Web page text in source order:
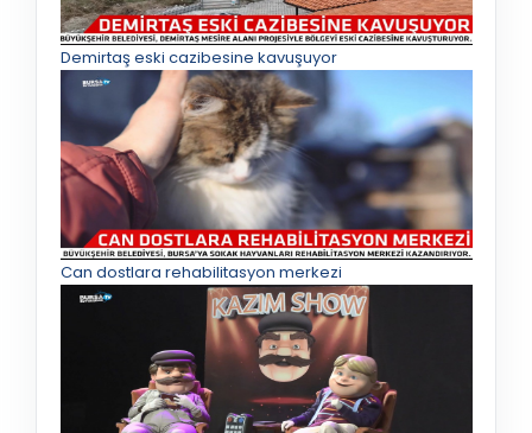
Demirtaş eski cazibesine kavuşuyor
Can dostlara rehabilitasyon merkezi